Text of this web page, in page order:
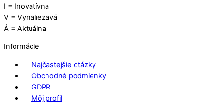
I = Inovatívna
V = Vynaliezavá
Á = Aktuálna
Informácie
Najčastejšie otázky
Obchodné podmienky
GDPR
Môj profil